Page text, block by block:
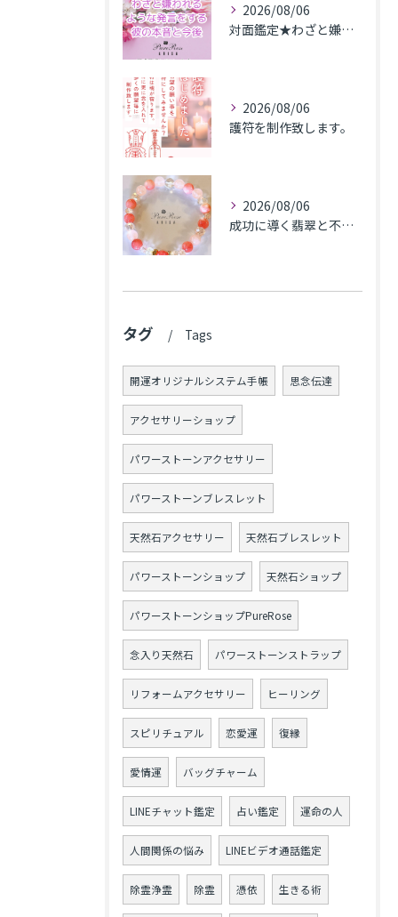
2026/08/06
対面鑑定★わざと嫌われるような発言をする彼の本音と今後★埼玉県M.K様
2026/08/06
護符を制作致します。
2026/08/06
成功に導く翡翠と不安解消のカルセドニー､魅力アップのローズクォーツのブレス★東京都N.K様
タグ Tags
開運オリジナルシステム手帳 思念伝達
アクセサリーショップ
パワーストーンアクセサリー
パワーストーンブレスレット
天然石アクセサリー 天然石ブレスレット
パワーストーンショップ 天然石ショップ
パワーストーンショップPureRose
念入り天然石 パワーストーンストラップ
リフォームアクセサリー ヒーリング
スピリチュアル 恋愛運 復縁
愛情運 バッグチャーム
LINEチャット鑑定 占い鑑定 運命の人
人間関係の悩み LINEビデオ通話鑑定
除霊浄霊 除霊 憑依 生きる術